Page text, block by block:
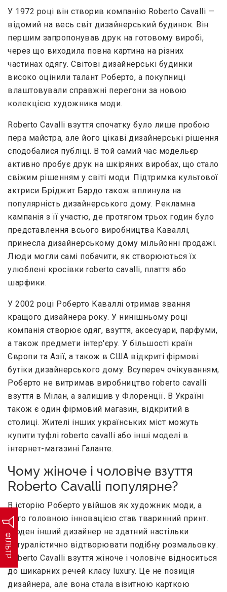
ФІЛЬТР
У 1972 році він створив компанію Roberto Cavalli —
відомий на весь світ дизайнерський будинок. Він
першим запропонував друк на готовому виробі,
через що виходила повна картина на різних
частинах одягу. Світові дизайнерські будинки
високо оцінили талант Роберто, а покупниці
влаштовували справжні перегони за новою
колекцією художника моди.
Roberto Cavalli взуття спочатку було лише пробою
пера майстра, але його цікаві дизайнерські рішення
сподобалися публіці. В той самий час модельєр
активно пробує друк на шкіряних виробах, що стало
свіжим рішенням у світі моди. Підтримка культової
актриси Бріджит Бардо також вплинула на
популярність дизайнерського дому. Рекламна
кампанія з її участю, де протягом трьох годин було
представлення всього виробництва Каваллі,
принесла дизайнерському дому мільйонні продажі.
Люди могли самі побачити, як створюються їх
улюблені кросівки roberto cavalli, плаття або
шарфики.
У 2002 році Роберто Каваллі отримав звання
кращого дизайнера року. У нинішньому році
компанія створює одяг, взуття, аксесуари, парфуми,
а також предмети інтер'єру. У більшості країн
Європи та Азії, а також в США відкриті фірмові
бутіки дизайнерського дому. Всупереч очікуванням,
Роберто не витримав виробництво roberto cavalli
взуття в Мілан, а залишив у Флоренції. В Україні
також є один фірмовий магазин, відкритий в
столиці. Жителі інших українських міст можуть
купити туфлі roberto cavalli або інші моделі в
інтернет-магазині Галанте.
Чому жіноче і чоловіче взуття
Roberto Cavalli популярне?
В історію Роберто увійшов як художник моди, а
його головною інновацією став тваринний принт.
Жоден інший дизайнер не здатний настільки
натуралістично відтворювати подібну розмальовку.
Roberto Cavalli взуття жіноче і чоловіче відноситься
до шикарних речей класу luxury. Це не позиція
дизайнера, але вона стала візитною карткою